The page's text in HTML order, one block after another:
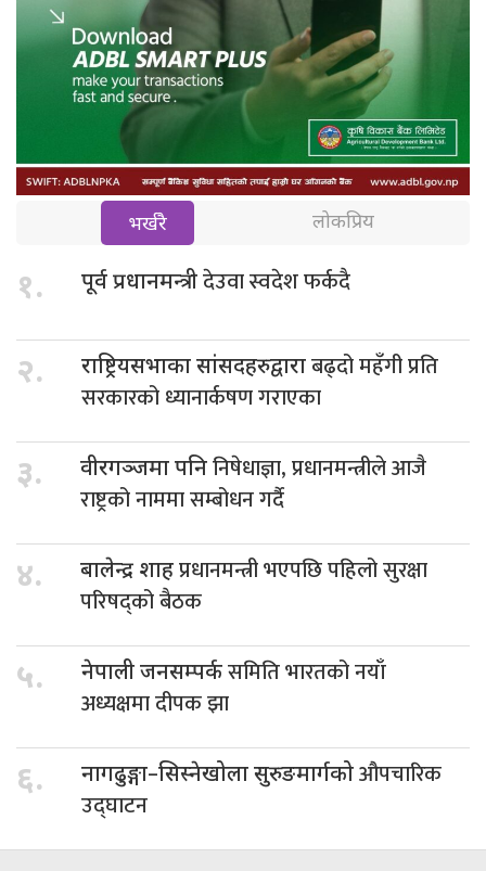
भर्खरै लोकप्रिय
१. पूर्व प्रधानमन्त्रीदेउवा स्वदेश फर्कदै
२. राष्ट्रियसभाका सांसदहरुद्वाराबढ्दो महँगी प्रति
सरकारको ध्यानार्कषण गराएका
३. वीरगञ्जमा पनिनिषेधाज्ञा, प्रधानमन्त्रीले आजै
राष्ट्रको नाममा सम्बोधन गर्दै
४. बालेन्द्र शाहप्रधानमन्त्री भएपछि पहिलो सुरक्षा
परिषद्को बैठक
५. नेपाली जनसम्पर्कसमिति भारतको नयाँ
अध्यक्षमा दीपक झा
६. नागढुङ्गा–सिस्नेखोला सुरुङमार्गकोऔपचारिक
उद्घाटन